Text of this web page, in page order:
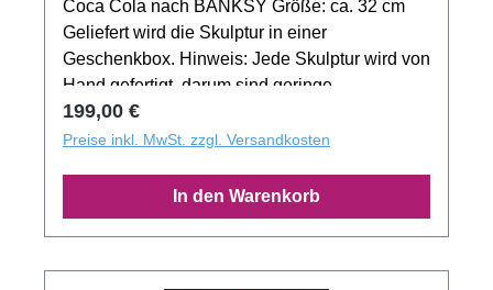
Coca Cola nach BANKSY Größe: ca. 32 cm
Geliefert wird die Skulptur in einer
Geschenkbox. Hinweis: Jede Skulptur wird von
Hand gefertigt, darum sind geringe
Abweichungen in Größe und Form gewollt.
Das Produktbild zeigt nur ein Muster der
Regulärer Preis:
199,00 €
Preise inkl. MwSt. zzgl. Versandkosten
In den Warenkorb